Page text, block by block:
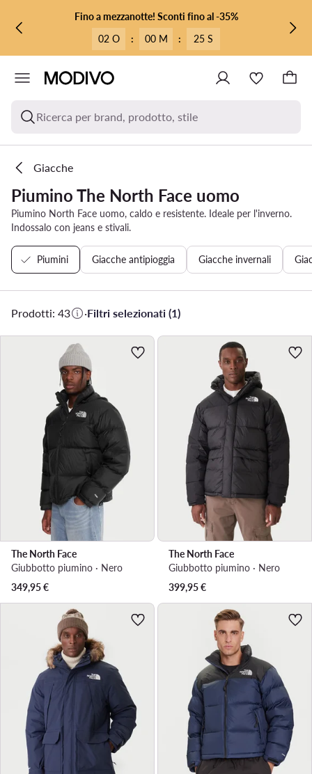
VAI AL CONTENUTO PRINCIPALE
VAI ALLA RICERCAFino a mezzanotte! Sconti fino al -35%
02 O
: 00 M : 24 S
Ricerca per brand, prodotto, stile
Giacche
Piumino The North Face uomo
Piumino North Face uomo, caldo e resistente. Ideale per l'inverno.
Indossalo con jeans e stivali.
Piumini Giacche antipioggia Giacche invernali
Prodotti: 43 ·Filtri selezionati (1)
The North Face
Giubbotto piumino · Nero
349,95€
The North Face
Giubbotto piumino · Nero
399,95€